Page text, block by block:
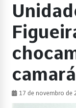
17 de novembro de